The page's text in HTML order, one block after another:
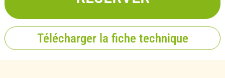
Télécharger la fiche technique